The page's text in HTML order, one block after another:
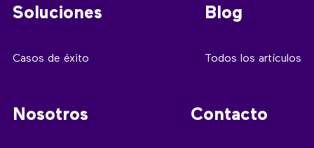
Soluciones
Casos de éxito
Blog
Todos los artículos
Nosotros Contacto